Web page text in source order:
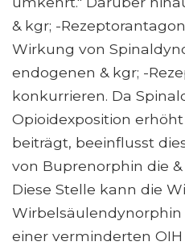
& kgr; -
Wirkung von
endogenen & kgr; -
konkurrieren. Da
Opioidexposition
beiträgt, beeinflusst
von Buprenorphin die
Diese Stelle kann die
Wirbelsäulendynorphin
einer verminderten OIH